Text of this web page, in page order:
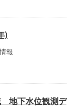
)
報
地下水位観測デ